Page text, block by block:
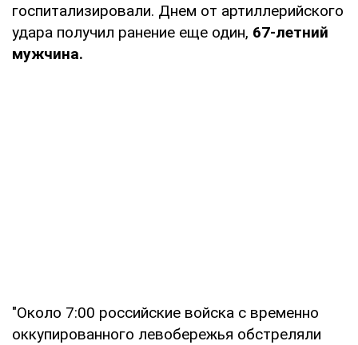
госпитализировали. Днем от артиллерийского
удара получил ранение еще один, 67-летний
мужчина.
"Около 7:00 российские войска с временно
оккупированного левобережья обстреляли